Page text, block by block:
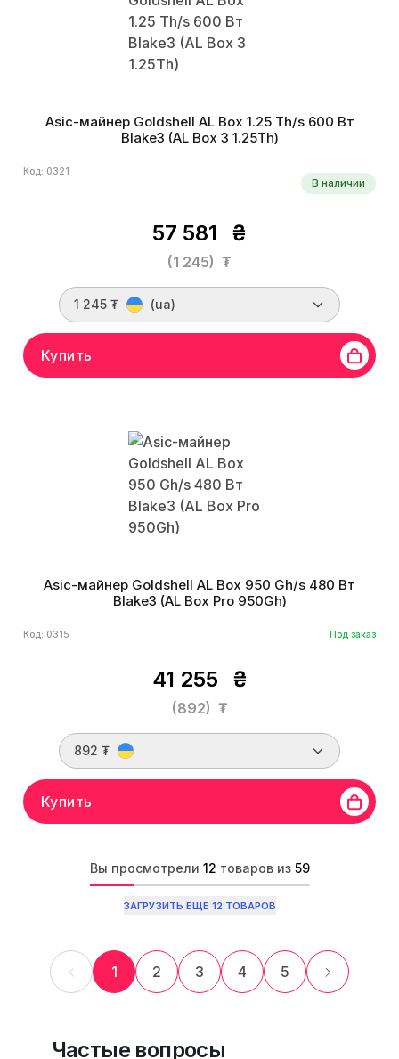
Asic-майнер Goldshell AL Box 1.25 Th/s 600 Вт
Blake3 (AL Box 3 1.25Th)
Код: 0321
В наличии
57 581 ₴
(1 245) ₮
1 245 ₮ (ua)
Купить
Asic-майнер Goldshell AL Box 950 Gh/s 480 Вт
Blake3 (AL Box Pro 950Gh)
Код: 0315 Под заказ
41 255 ₴
(892) ₮
892 ₮
Купить
Вы просмотрели 12 товаров из 59
ЗАГРУЗИТЬ ЕЩЕ 12 ТОВАРОВ
1 2 3 4 5
Частые вопросы